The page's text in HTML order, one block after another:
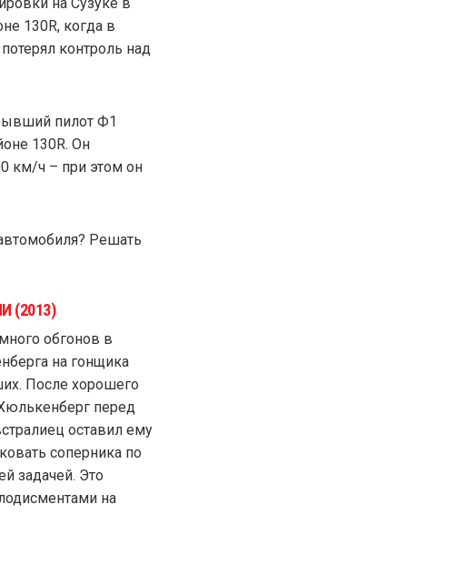
130R, когда в
контроль над
пилот Ф1
130R. Он
км/ч – при этом он
Решать
(2013)
обгонов в
на гонщика
После хорошего
перед
оставил ему
соперника по
задачей. Это
на